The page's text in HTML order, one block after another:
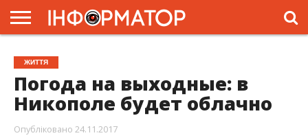
ГОЛОВНА
ЖИТТЯ
ВЛАДА
ГРОШІ
ТРЕШ
ПРЕС-
РЕЛІЗИ
РЕКЛАМА
ПРОЕКТИ
ЖИТТЯ
Погода на выходные: в
Никополе будет облачно
Опубліковано 24.11.2017